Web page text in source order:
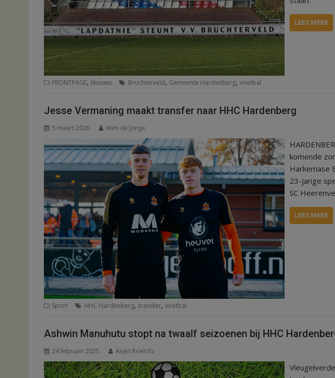
LEES MEER
FRONTPAGE, Nieuws Bruchterveld, Gemeente Hardenberg, voetbal
Jesse Vermaning maakt transfer naar HHC Hardenberg
5 maart 2026 Wim de Jonge
komende
Harkemase
23-jarige
SC
LEES MEER
Sport HHC Hardenberg, transfer, voetbal
Ashwin Manuhutu stopt na twaalf seizoenen bij HHC
24 februari 2025 Arjen Roelofs